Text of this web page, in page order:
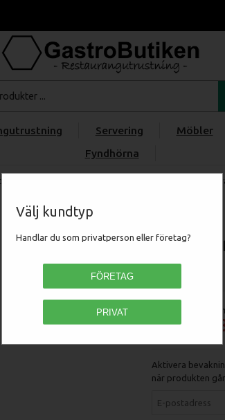
Välj kundtyp
Handlar du som privatperson eller företag?
FÖRETAG
PRIVAT
Servering Möbler
Fyndhörna
Exponeringskyl Tube 72 liter,
Pris (exkl
9
Aktivera
när produkten